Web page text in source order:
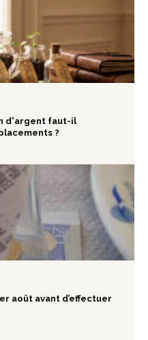
d'argent faut-il
?
août avant d’effectuer